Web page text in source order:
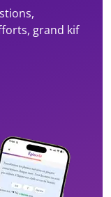
grand kif